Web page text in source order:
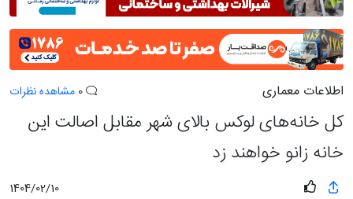
اطلاعات معماری مشاهده نظرات
کل خانه‌های لوکس بالای شهر مقابل اصالت این
خانه زانو خواهند زد
1404/02/10